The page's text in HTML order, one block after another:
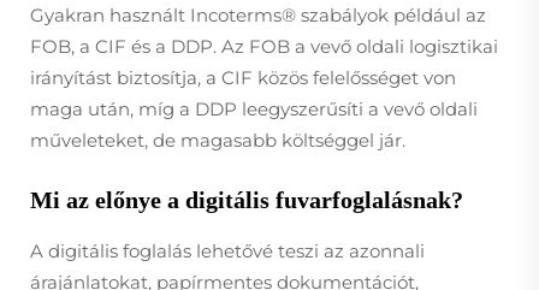
Gyakran használt Incoterms® szabályok például az
FOB, a CIF és a DDP. Az FOB a vevő oldali logisztikai
irányítást biztosítja, a CIF közös felelősséget von
maga után, míg a DDP leegyszerűsíti a vevő oldali
műveleteket, de magasabb költséggel jár.
Mi az előnye a digitális fuvarfoglalásnak?
A digitális foglalás lehetővé teszi az azonnali
árajánlatokat, papírmentes dokumentációt,